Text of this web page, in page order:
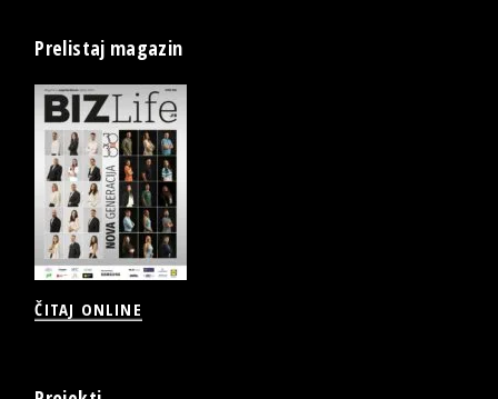
Prelistaj magazin
ČITAJ ONLINE